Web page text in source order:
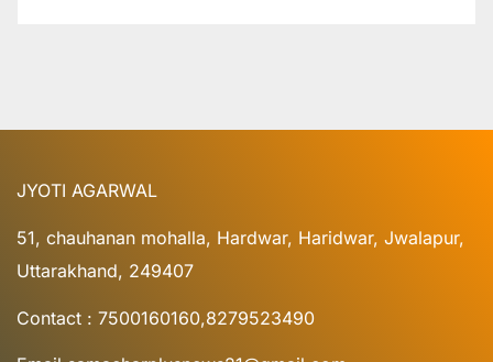
JYOTI AGARWAL
51, chauhanan mohalla, Hardwar, Haridwar, Jwalapur,
Uttarakhand, 249407
Contact : 7500160160,8279523490